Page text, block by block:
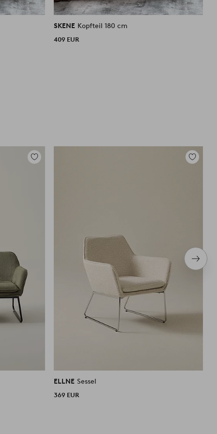
SKENE Kopfteil 180 cm
409 EUR
Zu
Zu
ELLNE Sessel
369 EUR